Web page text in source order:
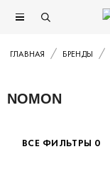
ГЛАВНАЯ БРЕНДЫ
NOMON
ВСЕ ФИЛЬТРЫ 0